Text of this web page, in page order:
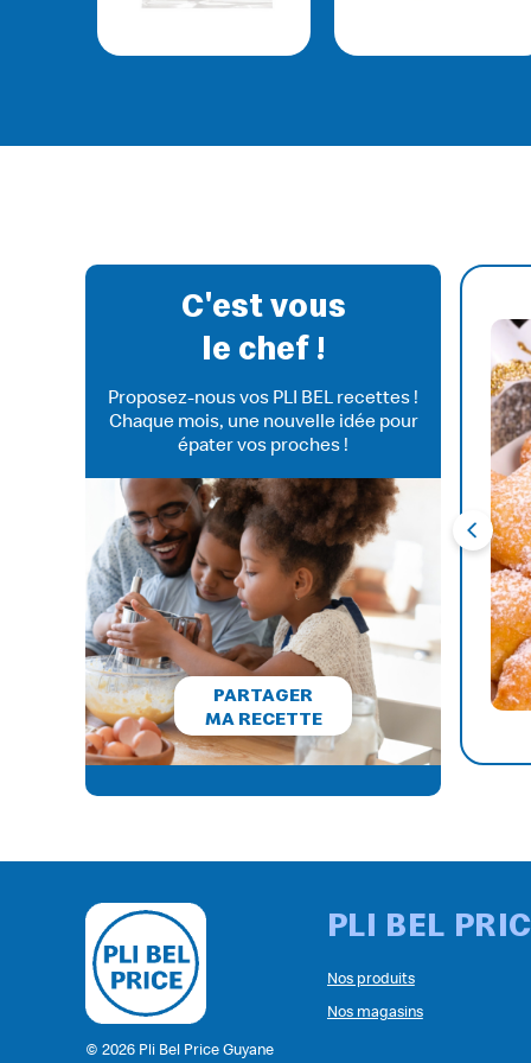
C'est vous
le chef !
Proposez-nous vos PLI BEL recettes !
Chaque mois, une nouvelle idée pour
épater vos proches !
PARTAGER
MA RECETTE
RECETTE DU
FLAN AU
COCO
6 PERSONNES
15 MINUTES
45 MINUTES
FACILE
‹
© 2026 Pli Bel Price Guyane
PLI BEL
Nos produits
Nos magasins